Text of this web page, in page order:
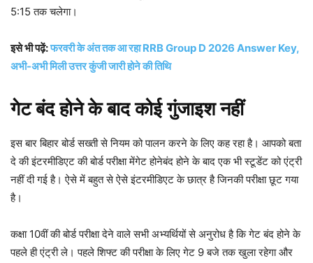
5:15 तक चलेगा।
इसे भी पढ़ें:फरवरी के अंत तक आ रहा RRB Group D 2026 Answer Key,
अभी-अभी मिली उत्तर कुंजी जारी होने की तिथि
गेट बंद होने के बाद कोई गुंजाइश नहीं
इस बार बिहार बोर्ड सख्ती से नियम को पालन करने के लिए कह रहा है। आपको बता
दे की इंटरमीडिएट की बोर्ड परीक्षा मेंगेट होनेबंद होने के बाद एक भी स्टूडेंट को एंट्री
नहीं दी गई है। ऐसे में बहुत से ऐसे इंटरमीडिएट के छात्र है जिनकी परीक्षा छूट गया
है।
कक्षा 10वीं की बोर्ड परीक्षा देने वाले सभी अभ्यर्थियों से अनुरोध है कि गेट बंद होने के
पहले ही एंट्री ले। पहले शिफ्ट की परीक्षा के लिए गेट 9 बजे तक खुला रहेगा और